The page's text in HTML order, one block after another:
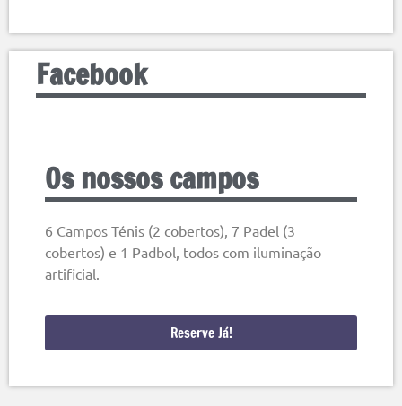
Facebook
Os nossos campos
6 Campos Ténis (2 cobertos), 7 Padel (3
cobertos) e 1 Padbol, todos com iluminação
artificial.
Reserve Já!